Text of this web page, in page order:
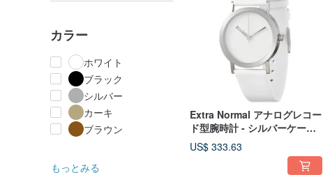
カラー
ホワイト
ブラック
シルバー
カーキ
ブラウン
もっとみる
Extra Normal アナログレコー
ド型腕時計 - シルバーケース/
シルバー針/ホワイト本革カー
フレザーストラップ
US$ 333.63